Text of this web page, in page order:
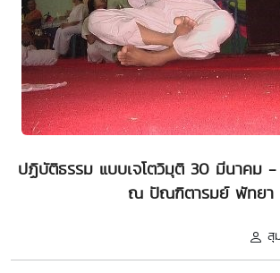
ปฏิบัติธรรม แบบเจโตวิมุติ 30 มีนาคม -
ณ ปัณฑิตารมย์ พัทยา
สุ